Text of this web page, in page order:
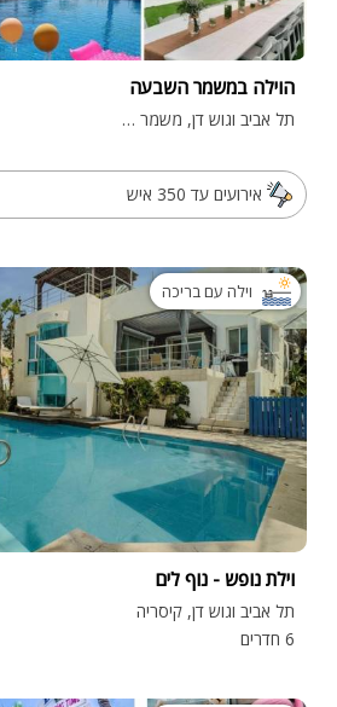
הוילה במשמר השבעה
תל אביב וגוש דן, משמר השבעה
אירועים עד 350 איש
וילה עם בריכה
וילת נופש - נוף לים
תל אביב וגוש דן, קיסריה
6 חדרים